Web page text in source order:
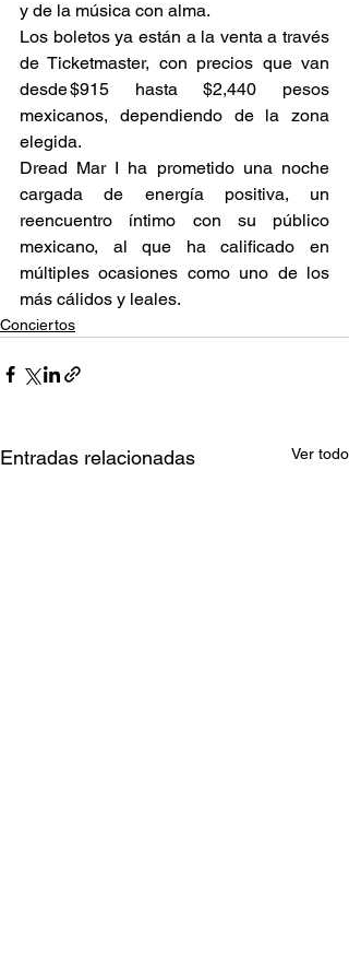
y de la música con alma.
Los boletos ya están a la venta a través
de Ticketmaster, con precios que van
desde $915 hasta $2,440 pesos
mexicanos, dependiendo de la zona
elegida.
Dread Mar I ha prometido una noche
cargada de energía positiva, un
reencuentro íntimo con su público
mexicano, al que ha calificado en
múltiples ocasiones como uno de los
más cálidos y leales.
Conciertos
Entradas relacionadas Ver todo